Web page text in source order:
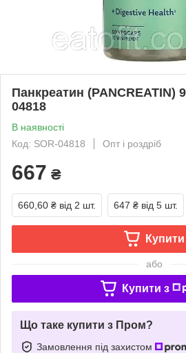
Панкреатин (PANCREATIN)
04818
В наявності
Код: SOR-04818
Опт і роздріб
667 ₴
660,60 ₴ від 2 шт. 647 ₴ від 5 шт.
Купити
або
Купити з
Що таке купити з Пром?
Замовлення під захистом